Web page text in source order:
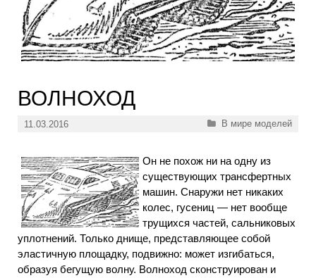
ВОЛНОХОД
11.03.2016 Рубрики
В мире моделей
Он не похож ни на одну из
существующих трансфертных
машин. Снаружи нет никаких
колес, гусениц — нет вообще
трущихся частей, сальниковых
уплотнений. Только днище, представляющее собой
эластичную площадку, подвижно: может изгибаться,
образуя бегущую волну. Волноход сконструирован и